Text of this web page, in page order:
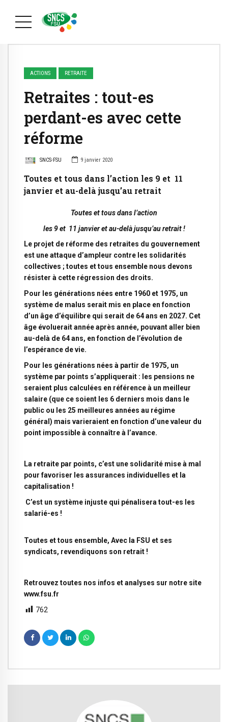
ACTIONS RETRAITE
Retraites : tout-es
perdant-es avec cette
réforme
SNCS-FSU 9 janvier 2020
Toutes et tous dans l’action les 9 et 11
janvier et au-delà jusqu’au retrait
Toutes et tous dans l’action
les 9 et 11 janvier et au-delà jusqu’au retrait !
Le projet de réforme des retraites du gouvernement
est une attaque d’ampleur contre les solidarités
collectives ; toutes et tous ensemble nous devons
résister à cette régression des droits.
Pour les générations nées entre 1960 et 1975, un
système de malus serait mis en place en fonction
d’un âge d’équilibre qui serait de 64 ans en 2027. Cet
âge évoluerait année après année, pouvant aller bien
au-delà de 64 ans, en fonction de l’évolution de
l’espérance de vie.
Pour les générations nées à partir de 1975, un
système par points s’appliquerait : les pensions ne
seraient plus calculées en référence à un meilleur
salaire (que ce soient les 6 derniers mois dans le
public ou les 25 meilleures années au régime
général) mais varieraient en fonction d’une valeur du
point impossible à connaître à l’avance.
La retraite par points, c’est une solidarité mise à mal
pour favoriser les assurances individuelles et la
capitalisation !
C’est un système injuste qui pénalisera tout-es les
salarié-es !
Toutes et tous ensemble, Avec la FSU et ses
syndicats, revendiquons son retrait !
Retrouvez toutes nos infos et analyses sur notre site
www.fsu.fr
762